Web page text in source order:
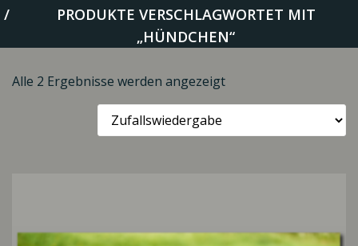
PRODUKTE VERSCHLAGWORTET MIT
„HÜNDCHEN“
Alle 2 Ergebnisse werden angezeigt